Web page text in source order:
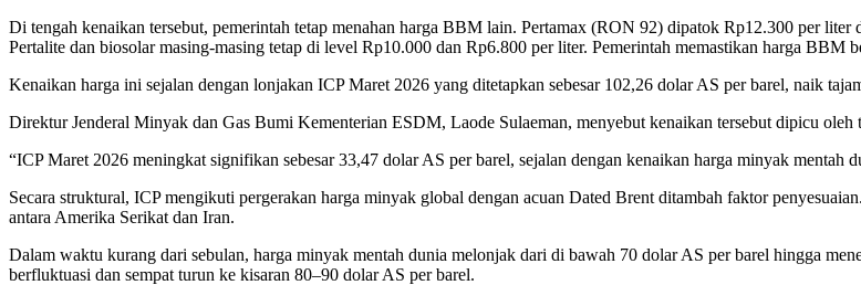
Di tengah kenaikan tersebut, pemerintah tetap menahan harga BBM lain. Pertamax (RON 92) dipatok Rp12.300 per
Pertalite dan biosolar masing-masing tetap di level Rp10.000 dan Rp6.800 per liter. Pemerintah memastikan harga BBM
Kenaikan harga ini sejalan dengan lonjakan ICP Maret 2026 yang ditetapkan sebesar 102,26 dolar AS per barel, naik
Direktur Jenderal Minyak dan Gas Bumi Kementerian ESDM, Laode Sulaeman, menyebut kenaikan tersebut dipicu oleh
“ICP Maret 2026 meningkat signifikan sebesar 33,47 dolar AS per barel, sejalan dengan kenaikan harga minyak mentah
Secara struktural, ICP mengikuti pergerakan harga minyak global dengan acuan Dated Brent ditambah faktor
antara Amerika Serikat dan Iran.
Dalam waktu kurang dari sebulan, harga minyak mentah dunia melonjak dari di bawah 70 dolar AS per barel hingga
berfluktuasi dan sempat turun ke kisaran 80–90 dolar AS per barel.